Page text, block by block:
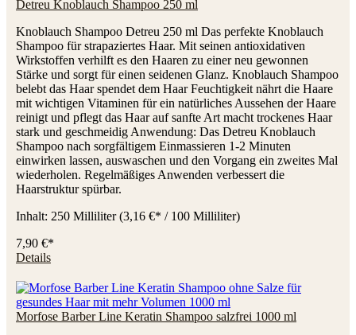
Detreu Knoblauch Shampoo 250 ml
Knoblauch Shampoo Detreu 250 ml Das perfekte Knoblauch
Shampoo für strapaziertes Haar. Mit seinen antioxidativen
Wirkstoffen verhilft es den Haaren zu einer neu gewonnen
Stärke und sorgt für einen seidenen Glanz. Knoblauch Shampoo
belebt das Haar spendet dem Haar Feuchtigkeit nährt die Haare
mit wichtigen Vitaminen für ein natürliches Aussehen der Haare
reinigt und pflegt das Haar auf sanfte Art macht trockenes Haar
stark und geschmeidig Anwendung: Das Detreu Knoblauch
Shampoo nach sorgfältigem Einmassieren 1-2 Minuten
einwirken lassen, auswaschen und den Vorgang ein zweites Mal
wiederholen. Regelmäßiges Anwenden verbessert die
Haarstruktur spürbar.
Inhalt: 250 Milliliter(3,16 €* / 100 Milliliter)
7,90 €*
Details
Morfose Barber Line Keratin Shampoo salzfrei 1000 ml